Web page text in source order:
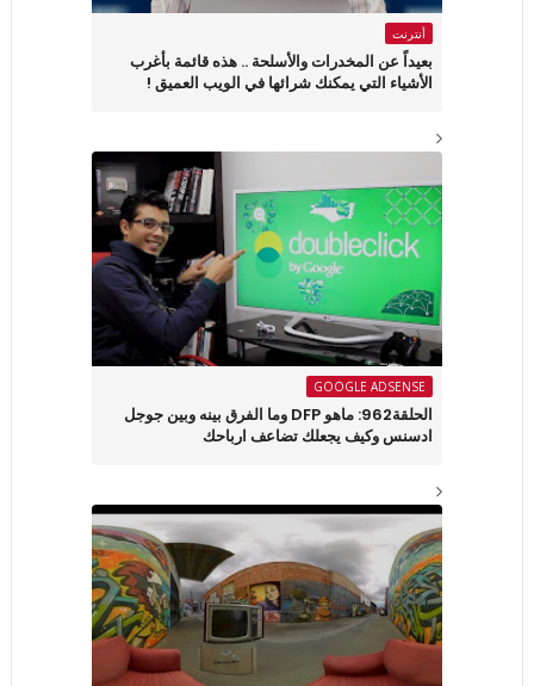
أنترنت
بعيداً عن المخدرات والأسلحة .. هذه قائمة بأغرب
الأشياء التي يمكنك شرائها في الويب العميق !
GOOGLE ADSENSE
الحلقة962: ماهو DFP وما الفرق بينه وبين جوجل
ادسنس وكيف يجعلك تضاعف ارباحك